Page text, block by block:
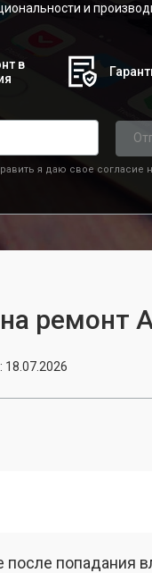
и
в
я даю свое согласие
ремонт
18.07.2026
после попадания